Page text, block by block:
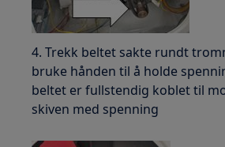
4. Trekk beltet sakte rundt
bruke hånden til å holde
beltet er fullstendig koblet til
skiven med spenning